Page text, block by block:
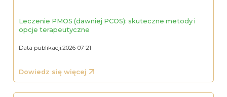
Leczenie PMOS (dawniej PCOS): skuteczne metody i
opcje terapeutyczne
Data publikacji:2026-07-21
Dowiedz się więcej